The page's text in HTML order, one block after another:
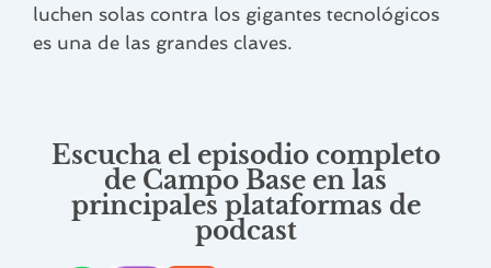
luchen solas contra los gigantes tecnológicos
es una de las grandes claves.
Escucha el episodio completo
de Campo Base en las
principales plataformas de
podcast